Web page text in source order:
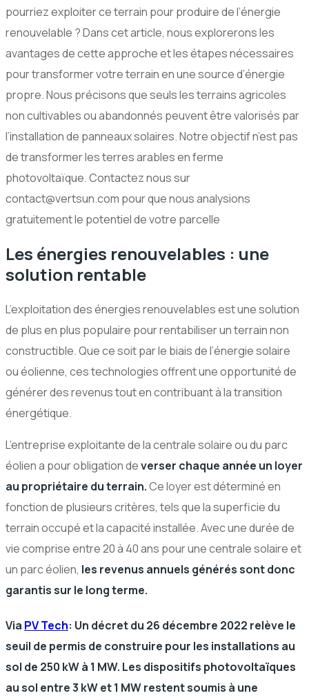
pourriez exploiter ce terrain pour produire de l’énergie
renouvelable ? Dans cet article, nous explorerons les
avantages de cette approche et les étapes nécessaires
pour transformer votre terrain en une source d’énergie
propre. Nous précisons que seuls les terrains agricoles
non cultivables ou abandonnés peuvent être valorisés par
l’installation de panneaux solaires. Notre objectif n’est pas
de transformer les terres arables en ferme
photovoltaïque. Contactez nous sur
contact@vertsun.com pour que nous analysions
gratuitement le potentiel de votre parcelle
Les énergies renouvelables : une
solution rentable
L’exploitation des énergies renouvelables est une solution
de plus en plus populaire pour rentabiliser un terrain non
constructible. Que ce soit par le biais de l’énergie solaire
ou éolienne, ces technologies offrent une opportunité de
générer des revenus tout en contribuant à la transition
énergétique.
L’entreprise exploitante de la centrale solaire ou du parc
éolien a pour obligation deverser chaque année un loyer
au propriétaire du terrain.Ce loyer est déterminé en
fonction de plusieurs critères, tels que la superficie du
terrain occupé et la capacité installée. Avec une durée de
vie comprise entre 20 à 40 ans pour une centrale solaire et
un parc éolien, les revenus annuels générés sont donc
garantis sur le long terme.
Via PV Tech: Un décret du 26 décembre 2022 relève le
seuil de permis de construire pour les installations au
sol de 250 kW à 1 MW. Les dispositifs photovoltaïques
au sol entre 3 kW et 1 MW restent soumis à une